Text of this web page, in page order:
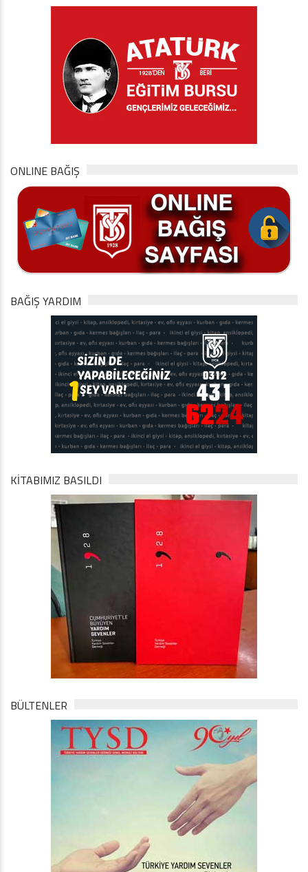
ONLINE BAĞIŞ
BAĞIŞ YARDIM
KİTABIMIZ BASILDI
BÜLTENLER